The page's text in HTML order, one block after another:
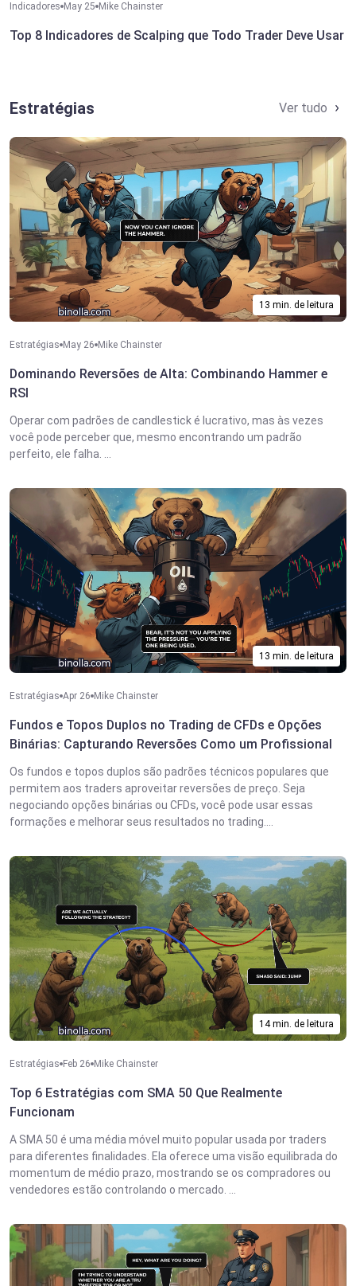
Indicadores May 25 Mike Chainster
Top 8 Indicadores de Scalping que Todo Trader Deve Usar
Estratégias Ver tudo
13 min. de leitura
Estratégias May 26 Mike Chainster
Dominando Reversões de Alta: Combinando Hammer e
RSI
Operar com padrões de candlestick é lucrativo, mas às vezes
você pode perceber que, mesmo encontrando um padrão
perfeito, ele falha. ...
13 min. de leitura
Estratégias Apr 26 Mike Chainster
Fundos e Topos Duplos no Trading de CFDs e Opções
Binárias: Capturando Reversões Como um Profissional
Os fundos e topos duplos são padrões técnicos populares que
permitem aos traders aproveitar reversões de preço. Seja
negociando opções binárias ou CFDs, você pode usar essas
formações e melhorar seus resultados no trading....
14 min. de leitura
Estratégias Feb 26 Mike Chainster
Top 6 Estratégias com SMA 50 Que Realmente
Funcionam
A SMA 50 é uma média móvel muito popular usada por traders
para diferentes finalidades. Ela oferece uma visão equilibrada do
momentum de médio prazo, mostrando se os compradores ou
vendedores estão controlando o mercado. ...